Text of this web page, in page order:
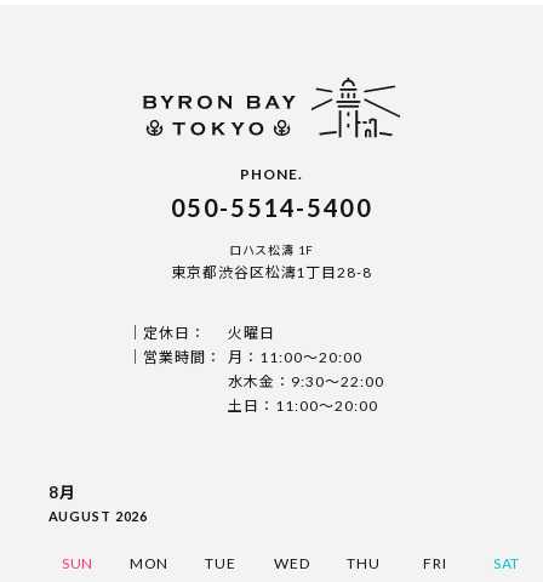
PHONE.
050-5514-5400
ロハス松濤 1F
東京都渋谷区松濤1丁目28-8
定休日：
火曜日
営業時間：
月：11:00〜20:00
水木金：9:30〜22:00
土日：11:00〜20:00
8月
AUGUST 2026
SUN MON TUE WED THU FRI SAT